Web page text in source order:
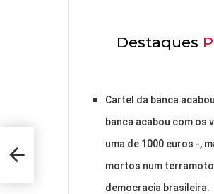
Destaques
Cartel da banca
banca acabou com os
uma de 1000 euros -,
mortos num
democracia brasileira.